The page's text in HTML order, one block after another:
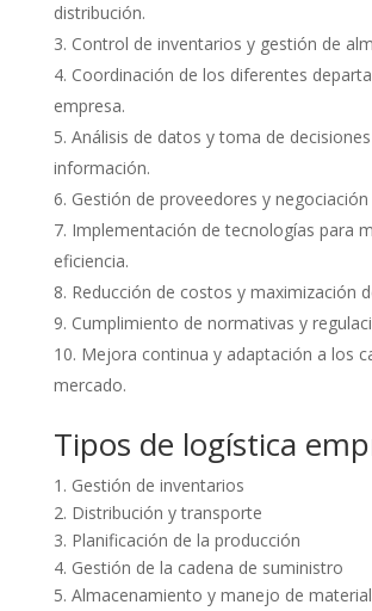
distribución.
Control de inventarios y gestión de
Coordinación de los diferentes
empresa.
Análisis de datos y toma de
información.
Gestión de proveedores y
Implementación de tecnologías para
eficiencia.
Reducción de costos y maximización
Cumplimiento de normativas y
Mejora continua y adaptación a los
mercado.
Tipos de logística
1. Gestión de inventarios
2. Distribución y transporte
3. Planificación de la producción
4. Gestión de la cadena de suministro
5. Almacenamiento y manejo de